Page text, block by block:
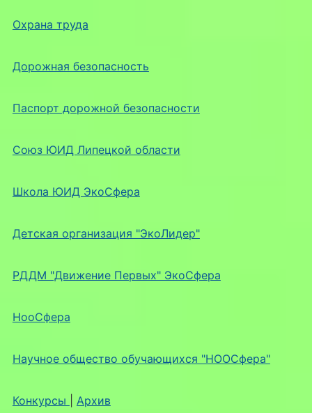
Охрана труда
Дорожная безопасность
Паспорт дорожной безопасности
Союз ЮИД Липецкой области
Школа ЮИД ЭкоСфера
Детская организация "ЭкоЛидер"
РДДМ "Движение Первых" ЭкоСфера
НооСфера
Научное общество обучающихся "НООСфера"
Конкурсы Архив